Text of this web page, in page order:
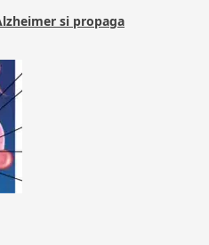
si propaga